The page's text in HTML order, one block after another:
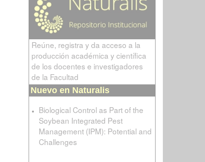
Reúne, registra y da acceso a la
producción académica y científica
de los docentes e investigadores
de la Facultad
Nuevo en Naturalis
Biological Control as Part of the
Soybean Integrated Pest
Management (IPM): Potential and
Challenges